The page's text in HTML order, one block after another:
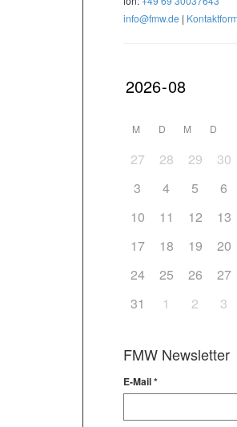
info@fmw.de|
M D M D
27 28 29 30
3
4 5 6
10
11 12 13
17
18 19 20
24
25 26 27
31
1 2 3
FMW Newsletter
E-Mail*